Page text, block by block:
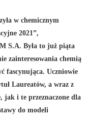
w chemicznym
2021”,
S.A. Była to już piąta
zainteresowania chemią
fascynująca. Uczniowie
Laureatów, a wraz z
jak i te przeznaczone dla
do modeli